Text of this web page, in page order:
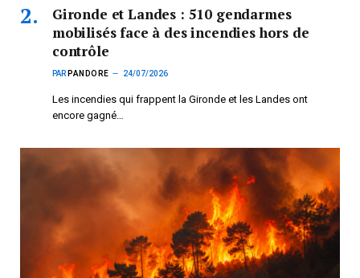
Gironde et Landes : 510 gendarmes
mobilisés face à des incendies hors de
contrôle
PAR PANDORE 24/07/2026
Les incendies qui frappent la Gironde et les Landes ont
encore gagné…